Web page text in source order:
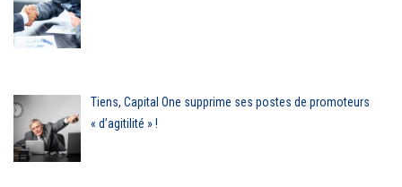
Tiens, Capital One supprime ses postes de promoteurs
« d’agitilité » !